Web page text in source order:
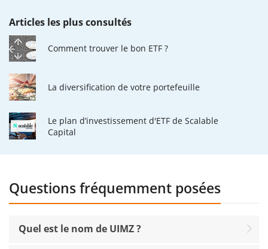
Articles les plus consultés
Comment trouver le bon ETF ?
La diversification de votre portefeuille
Le plan d’investissement d'ETF de Scalable
Capital
Questions fréquemment posées
Quel est le nom de UIMZ ?